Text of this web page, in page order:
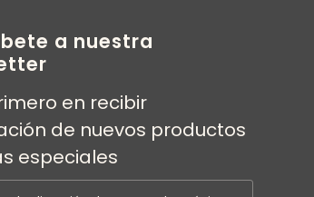
a nuestra
en recibir
de nuevos productos
especiales